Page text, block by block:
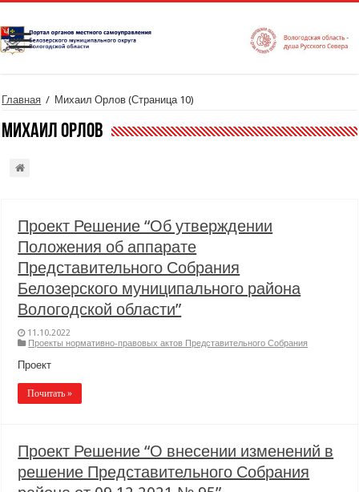
Главная / Михаил Орлов (Страница 10)
Михаил Орлов
Проект Решение “Об утверждении
Положения об аппарате
Представительного Собрания
Белозерского муниципального района
Вологодской области”
11.10.2022
Проекты нормативно-правовых актов Представительного Собрания
Проект
Почитать »
Проект Решение “О внесении изменений в
решение Представительного Собрания